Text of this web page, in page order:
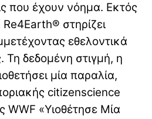
που έχουν νόημα. Εκτός
στηρίζει
εθελοντικά
Τη δεδομένη στιγμή, η
μία παραλία,
citizenscience
WWF «Υιοθέτησε Μία